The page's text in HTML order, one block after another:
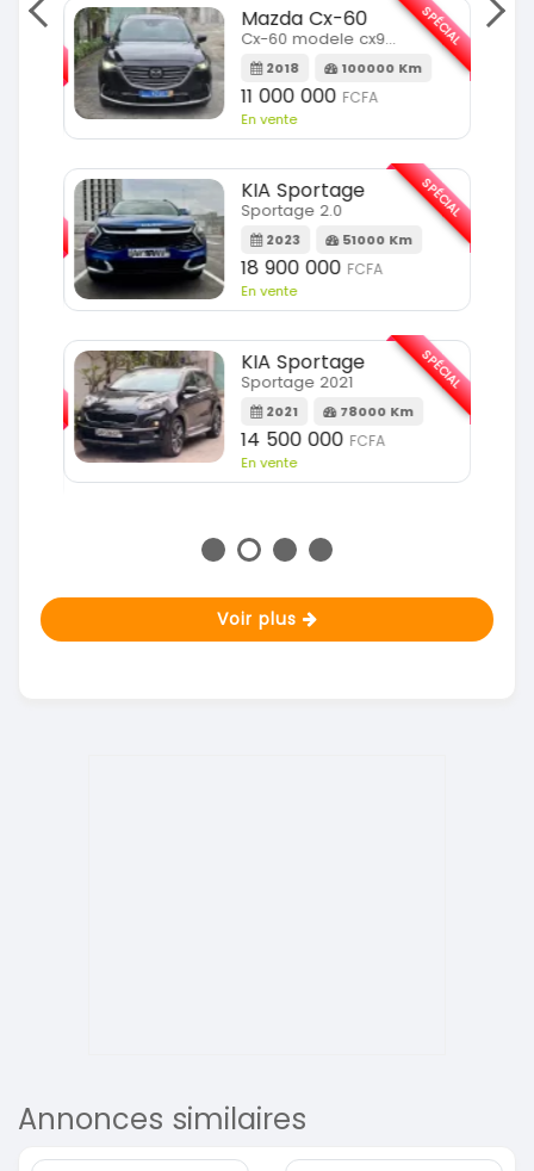
SPÉCIAL Mazda Cx-60
Cx-60 modele cx9 full option
2018 100000 Km
11 000 000 FCFA
En vente
SPÉCIAL
KIA Sportage
Sportage 2.0
2023 51000 Km
18 900 000 FCFA
En vente
SPÉCIAL
KIA Sportage
Sportage 2021
2021 78000 Km
14 500 000 FCFA
En vente
SPÉCIAL
Voir plus
Annonces similaires